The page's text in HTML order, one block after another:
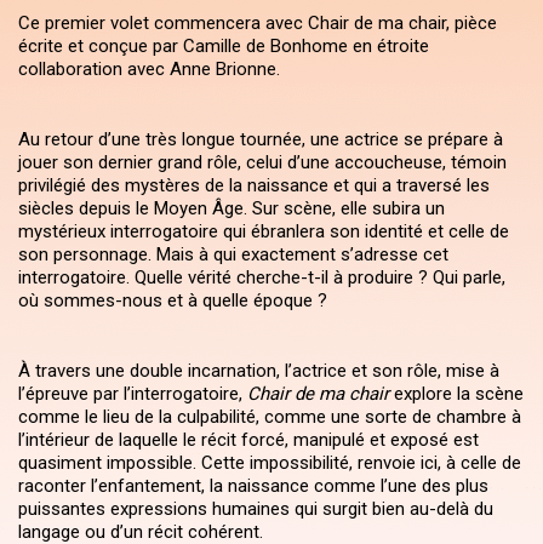
Ce premier volet commencera avec Chair de ma chair, pièce
écrite et conçue par Camille de Bonhome en étroite
collaboration avec Anne Brionne.
Au retour d’une très longue tournée, une actrice se prépare à
jouer son dernier grand rôle, celui d’une accoucheuse, témoin
privilégié des mystères de la naissance et qui a traversé les
siècles depuis le Moyen Âge. Sur scène, elle subira un
mystérieux interrogatoire qui ébranlera son identité et celle de
son personnage. Mais à qui exactement s’adresse cet
interrogatoire. Quelle vérité cherche-t-il à produire ? Qui parle,
où sommes-nous et à quelle époque ?
À travers une double incarnation, l’actrice et son rôle, mise à
l’épreuve par l’interrogatoire, Chair de ma chairexplore la scène
comme le lieu de la culpabilité, comme une sorte de chambre à
l’intérieur de laquelle le récit forcé, manipulé et exposé est
quasiment impossible. Cette impossibilité, renvoie ici, à celle de
raconter l’enfantement, la naissance comme l’une des plus
puissantes expressions humaines qui surgit bien au-delà du
langage ou d’un récit cohérent.